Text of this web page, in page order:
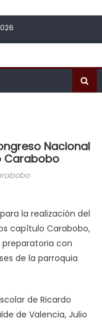
Nacional
Carabobo
Carabobo
la realización del
capítulo Carabobo,
preparatoria con
de la parroquia
de Ricardo
de Valencia, Julio